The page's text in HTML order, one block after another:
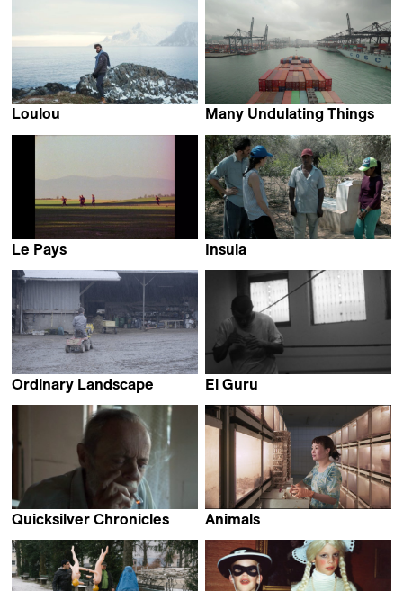
Loulou
Many Undulating Things
Le Pays
Insula
Ordinary Landscape
El Guru
Quicksilver Chronicles
Animals